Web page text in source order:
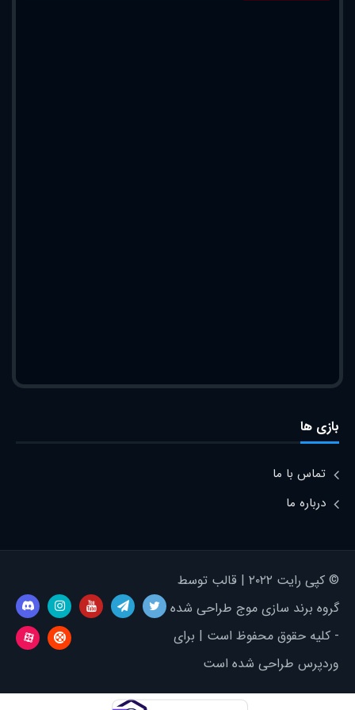
بازی ها
تماس با ما
درباره ما
© کپی رایت ۲۰۲۲ | قالب توسط
گروه برند سازی موج طراحی شده
- کلیه حقوق محفوظ است | برای
وردپرس طراحی شده است